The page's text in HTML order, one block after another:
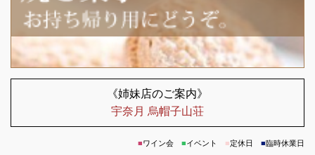
《姉妹店のご案内》
宇奈月 烏帽子山荘
■ワイン会 ■イベント ■定休日 ■臨時休業日